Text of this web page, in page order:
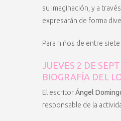
su imaginación, y a
expresarán de forma
Para niños de entre
JUEVES 2 DE
BIOGRAFÍA DEL
El escritorÁngel
responsable de la